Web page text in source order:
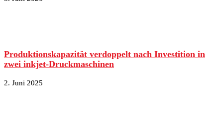
Produktionskapazität verdoppelt nach Investition in
zwei inkjet-Druckmaschinen
2. Juni 2025